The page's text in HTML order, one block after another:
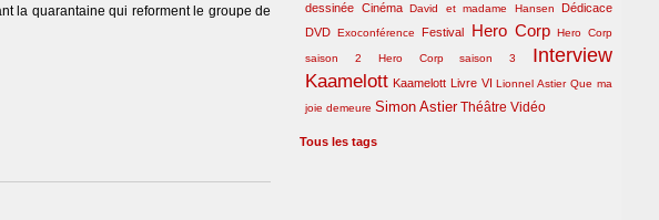
la quarantaine qui reforment le groupe de
dessinée Cinéma David et madame Hansen
Dédicace
DVD Exoconférence Festival Hero Corp Hero Corp
saison 2 Hero Corp saison 3 Interview
Kaamelott Kaamelott Livre VI Lionnel Astier Que ma
joie demeure Simon Astier Théâtre Vidéo
Tous les tags